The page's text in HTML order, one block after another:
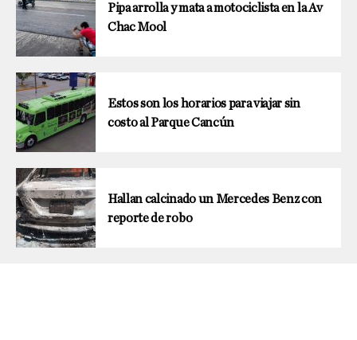
Pipa arrolla y mata a motociclista en la Av
Chac Mool
Estos son los horarios para viajar sin
costo al Parque Cancún
Hallan calcinado un Mercedes Benz con
reporte de robo